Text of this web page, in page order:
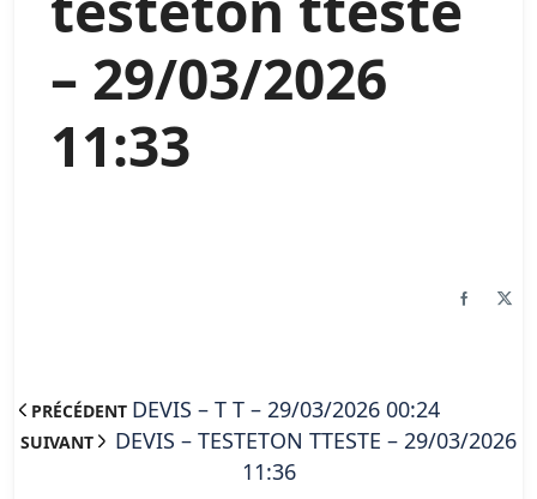
– 29/03/2026
11:33
PRÉCÉDENT DEVIS – T T – 29/03/2026 00:24
SUIVANT
DEVIS – TESTETON TTESTE – 29/03/2026
11:36